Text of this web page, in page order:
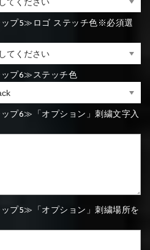
⑮Wine red
⑭Pink ⑮Rose pink
⑳Purple ㉑Violet
⑭Pink
⑳Purple ㉑Violet
プ5≫ロゴ ステッチ色※必須選
プ6≫ステッチ色
プ6≫「オプション」刺繍文字入
プ5≫「オプション」刺繍場所を